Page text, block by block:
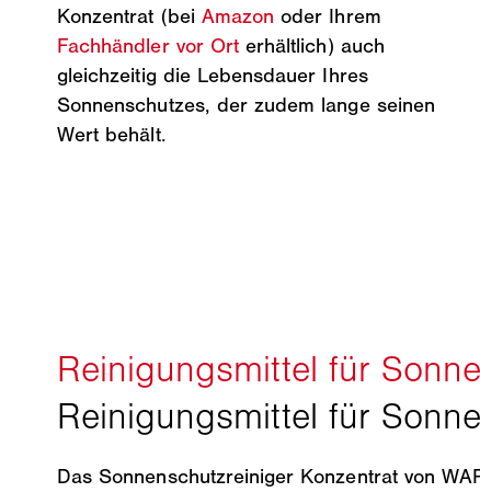
Konzentrat (bei Amazon oder Ihrem
Fachhändler vor Orterhältlich) auch
gleichzeitig die Lebensdauer Ihres
Sonnenschutzes, der zudem lange seinen
Wert behält.
Das Sonnenschutzreiniger Konzentrat von